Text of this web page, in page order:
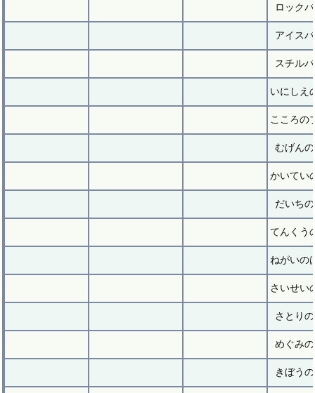
ロック
アイス
スチル
いにしえ
こころの
むげん
かいてい
だいち
てんくう
ねがいの
さいせい
さとり
めぐみ
きぼう